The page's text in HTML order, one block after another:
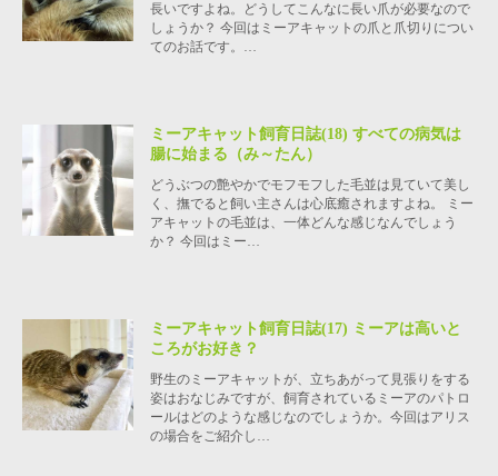
長いですよね。どうしてこんなに長い爪が必要なので
しょうか？ 今回はミーアキャットの爪と爪切りについ
てのお話です。…
ミーアキャット飼育日誌(18) すべての病気は
腸に始まる（み～たん）
どうぶつの艶やかでモフモフした毛並は見ていて美し
く、撫でると飼い主さんは心底癒されますよね。 ミー
アキャットの毛並は、一体どんな感じなんでしょう
か？ 今回はミー…
ミーアキャット飼育日誌(17) ミーアは高いと
ころがお好き？
野生のミーアキャットが、立ちあがって見張りをする
姿はおなじみですが、飼育されているミーアのパトロ
ールはどのような感じなのでしょうか。今回はアリス
の場合をご紹介し…